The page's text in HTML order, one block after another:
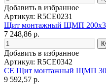
Добавить в избранное
Артикул: R5CE0231
Щит монтажный ЩМП
7 248,86 р.
Добавить в избранное
Артикул: R5CE0342
CE Щит монтажный ЩМП
9 592,57 р.